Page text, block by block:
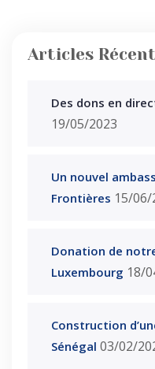
Articles
Des dons en
19/05/2023
Un nouvel
Frontières 15/06/
Donation de
Luxembourg 18/
Construction
Sénégal 03/02/